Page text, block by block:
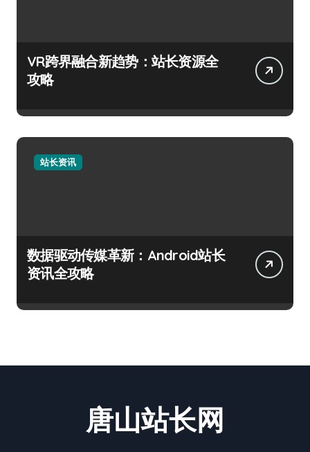
VR跨界融合新趋势：站长资源全
攻略
站长资讯
数据驱动传媒革新：Android站长
资讯全攻略
唐山站长网